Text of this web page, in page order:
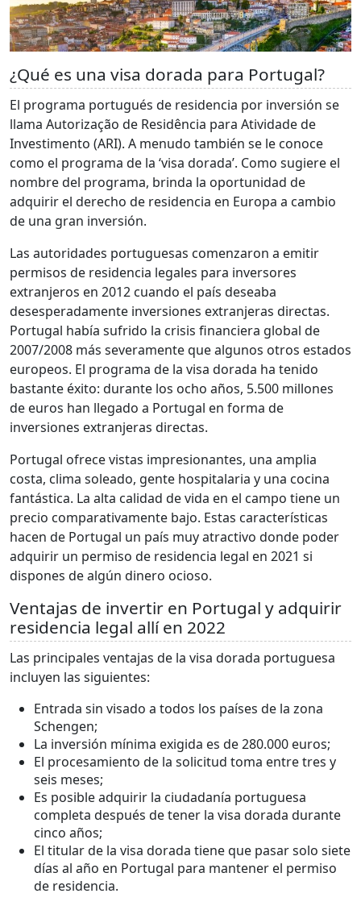
¿Qué es una visa dorada para Portugal?
El programa portugués de residencia por inversión se
llama Autorização de Residência para Atividade de
Investimento (ARI). A menudo también se le conoce
como el programa de la ‘visa dorada’. Como sugiere el
nombre del programa, brinda la oportunidad de
adquirir el derecho de residencia en Europa a cambio
de una gran inversión.
Las autoridades portuguesas comenzaron a emitir
permisos de residencia legales para inversores
extranjeros en 2012 cuando el país deseaba
desesperadamente inversiones extranjeras directas.
Portugal había sufrido la crisis financiera global de
2007/2008 más severamente que algunos otros estados
europeos. El programa de la visa dorada ha tenido
bastante éxito: durante los ocho años, 5.500 millones
de euros han llegado a Portugal en forma de
inversiones extranjeras directas.
Portugal ofrece vistas impresionantes, una amplia
costa, clima soleado, gente hospitalaria y una cocina
fantástica. La alta calidad de vida en el campo tiene un
precio comparativamente bajo. Estas características
hacen de Portugal un país muy atractivo donde poder
adquirir un permiso de residencia legal en 2021 si
dispones de algún dinero ocioso.
Ventajas de invertir en Portugal y adquirir
residencia legal allí en 2022
Las principales ventajas de la visa dorada portuguesa
incluyen las siguientes:
Entrada sin visado a todos los países de la zona
Schengen;
La inversión mínima exigida es de 280.000 euros;
El procesamiento de la solicitud toma entre tres y
seis meses;
Es posible adquirir la ciudadanía portuguesa
completa después de tener la visa dorada durante
cinco años;
El titular de la visa dorada tiene que pasar solo siete
días al año en Portugal para mantener el permiso
de residencia.